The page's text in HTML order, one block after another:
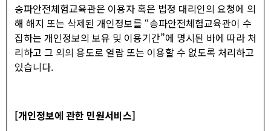
송파안전체험교육관은 이용자 혹은 법정 대리인의 요청에 의
해 해지 또는 삭제된 개인정보를 “송파안전체험교육관이 수
집하는 개인정보의 보유 및 이용기간”에 명시된 바에 따라 처
리하고 그 외의 용도로 열람 또는 이용할 수 없도록 처리하고
있습니다.
[개인정보에 관한 민원서비스]